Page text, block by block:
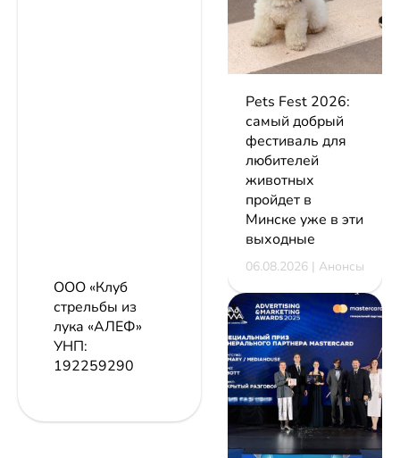
ООО «Клуб
стрельбы из
лука «АЛЕФ»
УНП:
192259290
Pets Fest 2026:
самый добрый
фестиваль для
любителей
животных
пройдет в
Минске уже в эти
выходные
06.08.2026 | Анонсы